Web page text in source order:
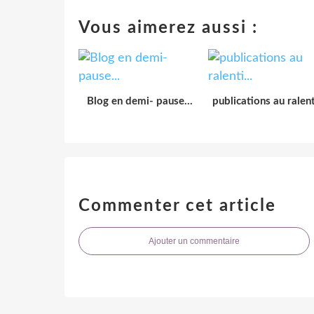
Vous aimerez aussi :
Blog en demi- pause... publications au
Commenter cet article
Ajouter un commentaire